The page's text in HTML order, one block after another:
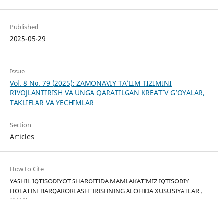
Published
2025-05-29
Issue
Vol. 8 No. 79 (2025): ZAMONAVIY TA’LIM TIZIMINI
RIVOJLANTIRISH VA UNGA QARATILGAN KREATIV G’OYALAR,
TAKLIFLAR VA YECHIMLAR
Section
Articles
How to Cite
YASHIL IQTISODIYOT SHAROITIDA MAMLAKATIMIZ IQTISODIY
HOLATINI BARQARORLASHTIRISHNING ALOHIDA XUSUSIYATLARI.